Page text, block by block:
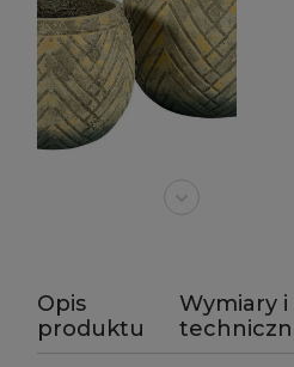
Opis
produktu
Wymiary i